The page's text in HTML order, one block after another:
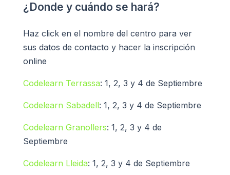
¿Donde y cuándo se hará?
Haz click en el nombre del centro para ver
sus datos de contacto y hacer la inscripción
online
Codelearn Terrassa: 1, 2, 3 y 4 de Septiembre
Codelearn Sabadell: 1, 2, 3 y 4 de Septiembre
Codelearn Granollers: 1, 2, 3 y 4 de
Septiembre
Codelearn Lleida: 1, 2, 3 y 4 de Septiembre